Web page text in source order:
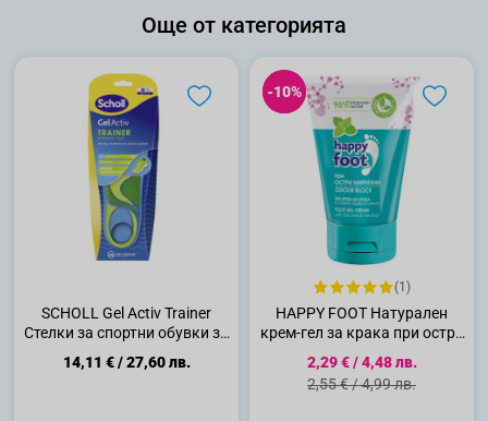
Още от категорията
SCHOLL Gel Activ Trainer
Стелки за спортни обувки за
14,11 €/27,60 лв.
-10%
-10%
(1)
HAPPY FOOT Натурален
крем-гел за крака при остри
Специална цена
2,29 €/4,48 лв.
Стандартна цена
2,55 €/4,99 лв.